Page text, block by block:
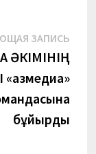
ЗАПИСЬ
ӘКІМІНІҢ
бұйырды